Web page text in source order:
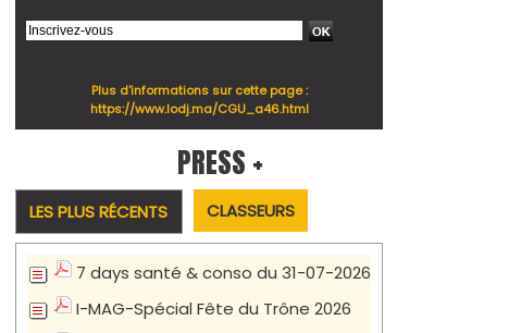
Plus d'informations sur cette page :
https://www.lodj.ma/CGU_a46.html
PRESS +
LES PLUS RÉCENTS CLASSEURS
7 days santé & conso du 31-07-2026
I-MAG-Spécial Fête du Trône 2026